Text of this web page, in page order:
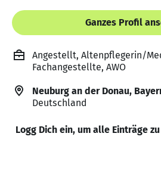
Ganzes Profil
Angestellt, Altenpflegerin/
Fachangestellte, AWO
Neuburg an der Donau,
Deutschland
Logg Dich ein, um alle Einträge